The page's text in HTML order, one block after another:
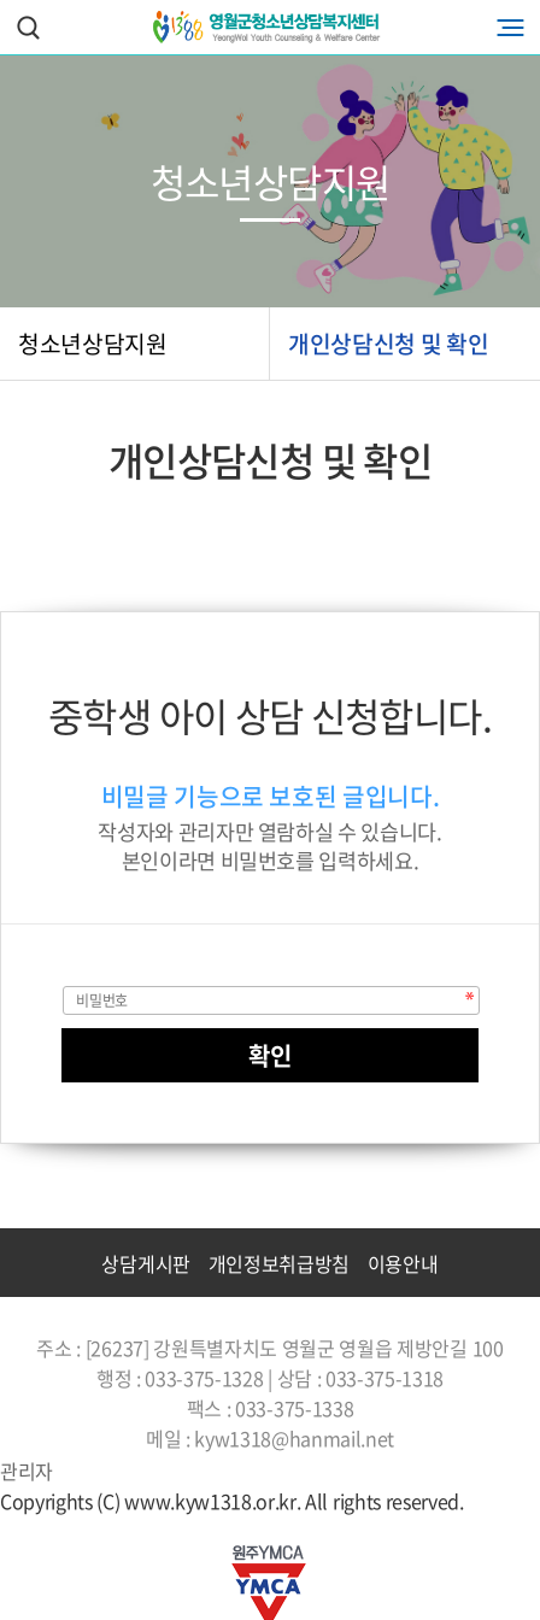
청소년상담지원 개인상담신청 및 확인
청소년상담지원
개인상담신청 및 확인
중학생 아이 상담 신청합니다.
비밀글 기능으로 보호된 글입니다.
작성자와 관리자만 열람하실 수 있습니다.
본인이라면 비밀번호를 입력하세요.
상담게시판 개인정보취급방침 이용안내
주소 : [26237] 강원특별자치도 영월군 영월읍 제방안길 100
행정 : 033-375-1328 | 상담 : 033-375-1318
팩스 : 033-375-1338
메일 : kyw1318@hanmail.net
관리자
Copyrights (C) www.kyw1318.or.kr. All rights reserved.